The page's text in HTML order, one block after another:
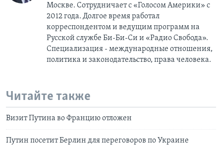
Москве. Сотрудничает с «Голосом Америки» с
2012 года. Долгое время работал
корреспондентом и ведущим программ на
Русской службе Би-Би-Си и «Радио Свобода».
Специализация - международные отношения,
политика и законодательство, права человека.
Читайте также
Визит Путина во Францию отложен
Путин посетит Берлин для переговоров по Украине